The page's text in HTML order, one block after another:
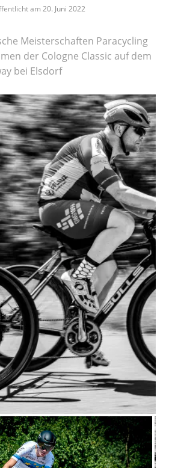
am 20. Juni 2022
Meisterschaften Paracycling
der Cologne Classic auf dem
bei Elsdorf